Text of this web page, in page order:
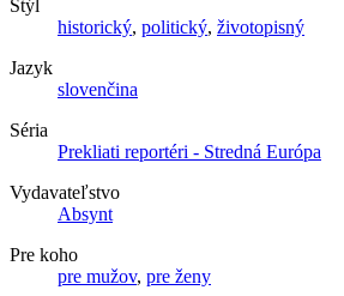
Štýl
historický, politický, životopisný
Jazyk
slovenčina
Séria
Prekliati reportéri - Stredná Európa
Vydavateľstvo
Absynt
Pre koho
pre mužov, pre ženy